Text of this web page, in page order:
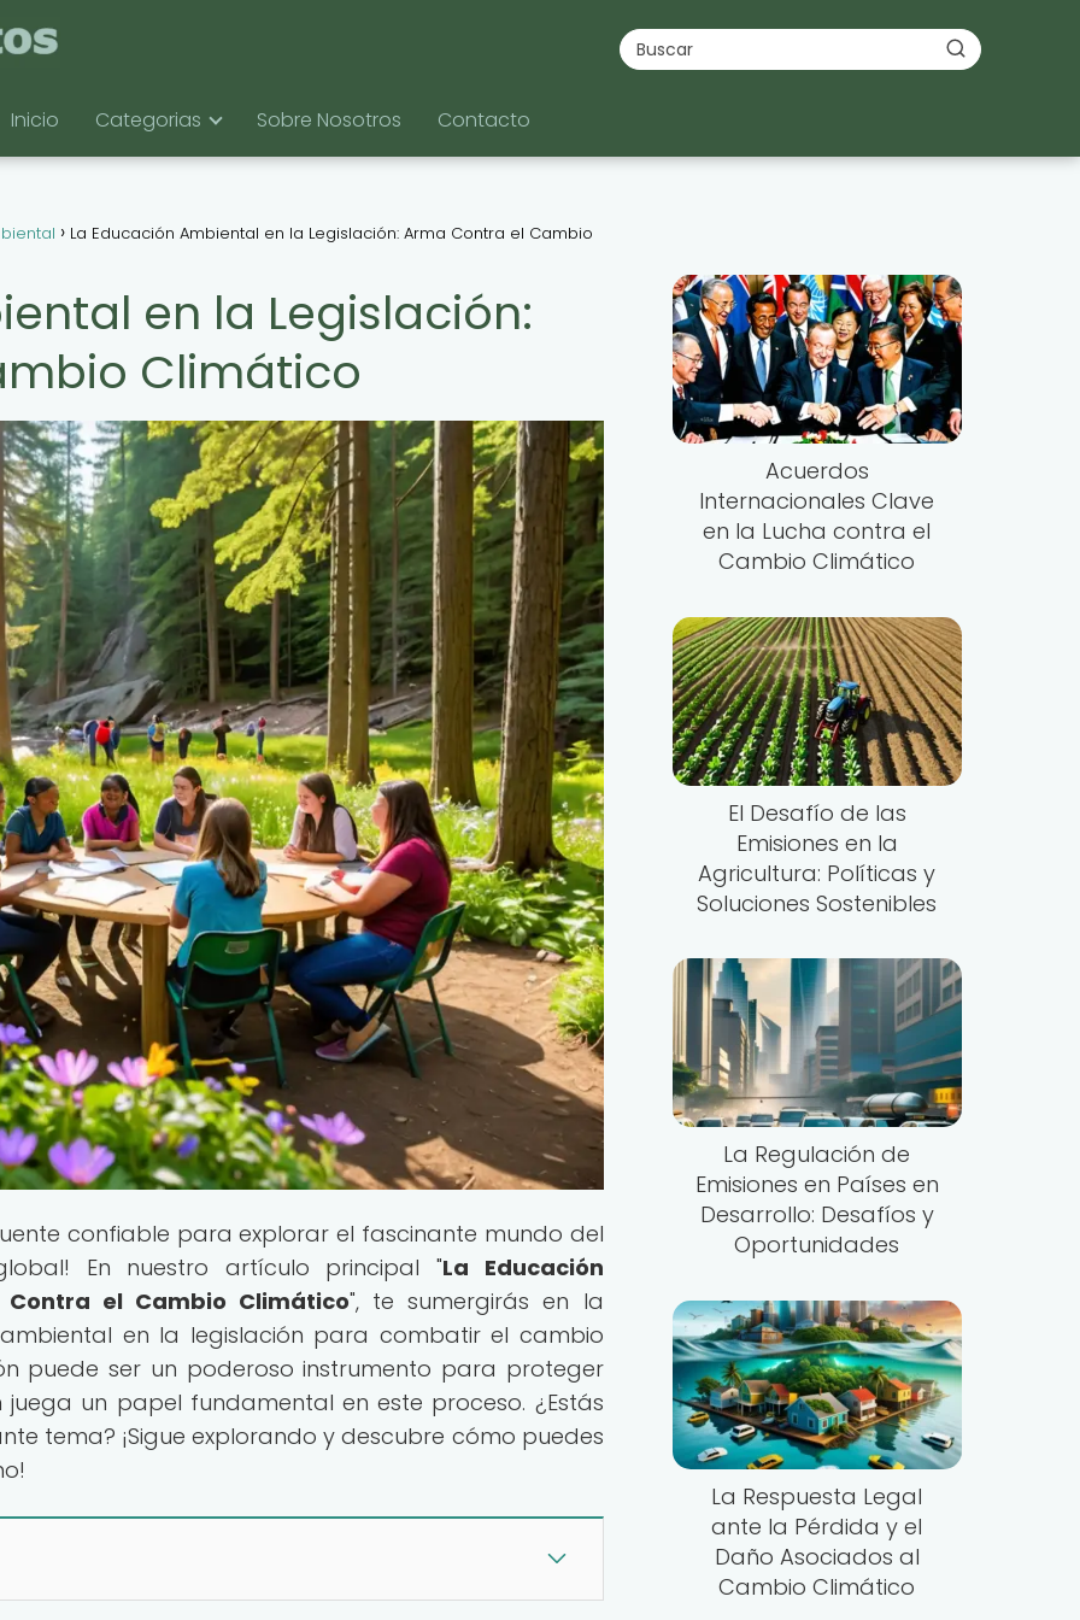
Inicio Categorias Sobre Nosotros Contacto
La Educación Ambiental en la Legislación: Arma Contra el Cambio
en la Legislación:
Climático
confiable para explorar el fascinante mundo del
En nuestro artículo principal "La Educación
el Cambio Climático", te sumergirás en la
en la legislación para combatir el cambio
puede ser un poderoso instrumento para proteger
un papel fundamental en este proceso. ¿Estás
tema? ¡Sigue explorando y descubre cómo puedes
Acuerdos
Internacionales Clave
en la Lucha contra el
Cambio Climático
El Desafío de las
Emisiones en la
Agricultura: Políticas y
Soluciones Sostenibles
La Regulación de
Emisiones en Países en
Desarrollo: Desafíos y
Oportunidades
La Respuesta Legal
ante la Pérdida y el
Daño Asociados al
Cambio Climático